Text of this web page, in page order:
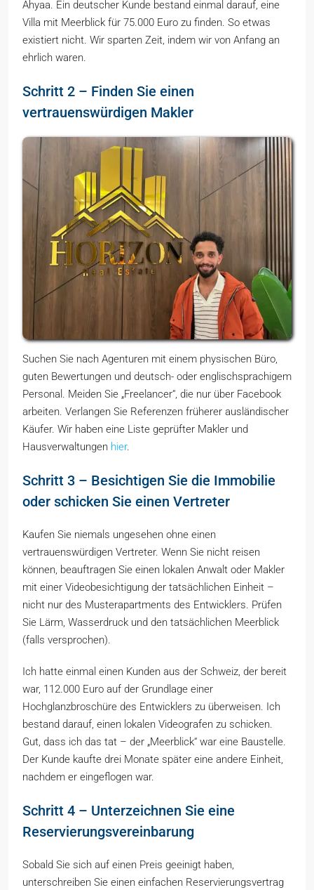
Ahyaa. Ein deutscher Kunde bestand einmal darauf, eine
Villa mit Meerblick für 75.000 Euro zu finden. So etwas
existiert nicht. Wir sparten Zeit, indem wir von Anfang an
ehrlich waren.
Schritt 2 – Finden Sie einen
vertrauenswürdigen Makler
Suchen Sie nach Agenturen mit einem physischen Büro,
guten Bewertungen und deutsch- oder englischsprachigem
Personal. Meiden Sie „Freelancer“, die nur über Facebook
arbeiten. Verlangen Sie Referenzen früherer ausländischer
Käufer. Wir haben eine Liste geprüfter Makler und
Hausverwaltungen hier.
Schritt 3 – Besichtigen Sie die Immobilie
oder schicken Sie einen Vertreter
Kaufen Sie niemals ungesehen ohne einen
vertrauenswürdigen Vertreter. Wenn Sie nicht reisen
können, beauftragen Sie einen lokalen Anwalt oder Makler
mit einer Videobesichtigung der tatsächlichen Einheit –
nicht nur des Musterapartments des Entwicklers. Prüfen
Sie Lärm, Wasserdruck und den tatsächlichen Meerblick
(falls versprochen).
Ich hatte einmal einen Kunden aus der Schweiz, der bereit
war, 112.000 Euro auf der Grundlage einer
Hochglanzbroschüre des Entwicklers zu überweisen. Ich
bestand darauf, einen lokalen Videografen zu schicken.
Gut, dass ich das tat – der „Meerblick“ war eine Baustelle.
Der Kunde kaufte drei Monate später eine andere Einheit,
nachdem er eingeflogen war.
Schritt 4 – Unterzeichnen Sie eine
Reservierungsvereinbarung
Sobald Sie sich auf einen Preis geeinigt haben,
unterschreiben Sie einen einfachen Reservierungsvertrag